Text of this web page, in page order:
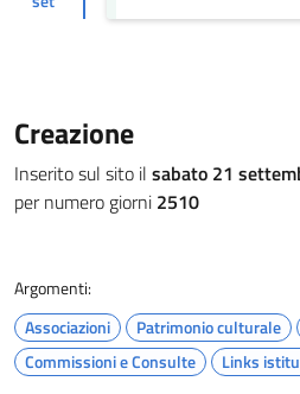
Creazione
Inserito sul sito il sabato 21
per numero giorni 2510
Argomenti:
Associazioni
Patrimonio culturale
Commissioni e Consulte
Links